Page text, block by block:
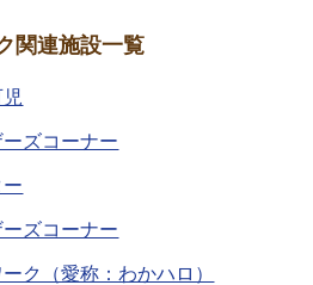
関連施設一覧
ズコーナー
ズコーナー
ク（愛称：わかハロ）